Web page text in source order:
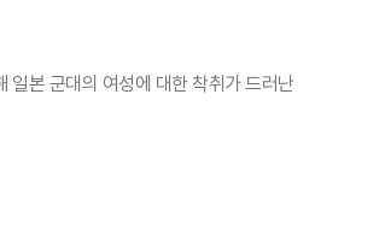
일본 군대의 여성에 대한 착취가 드러난